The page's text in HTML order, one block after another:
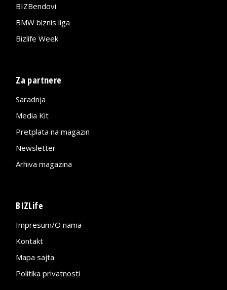
BIZBendovi
BMW biznis liga
Bizlife Week
Za partnere
Saradnja
Media Kit
Pretplata na magazin
Newsletter
Arhiva magazina
BIZLife
Impresum/O nama
Kontakt
Mapa sajta
Politika privatnosti